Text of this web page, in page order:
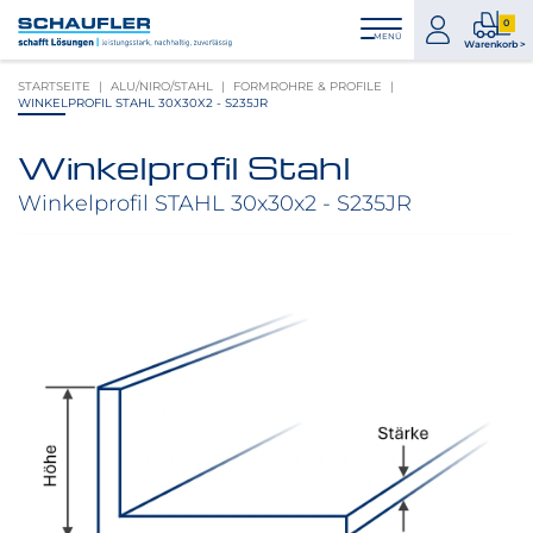
Inhalt
Hauptnavigation
Footernavigation
Logo
Schaufler
verlinkt
zur
MENÜ
zum
Konto
0
Warenkorb >
0
STARTSEITE ALU/NIRO/STAHL
FORMROHRE & PROFILE
WINKELPROFIL STAHL 30X30X2 - S235JR
Produktbilder
Winkelprofil Stahl
Winkelprofil STAHL 30x30x2 - S235JR